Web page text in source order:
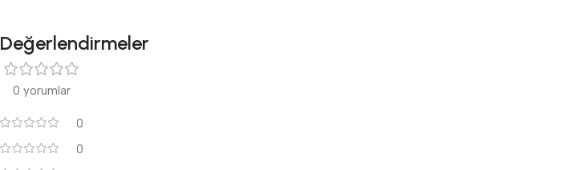
Değerlendirmeler
0 yorumlar
0
0